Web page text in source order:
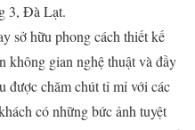
3, Đà Lạt.
sở hữu phong cách thiết kế
không gian nghệ thuật và đầy
được chăm chút tỉ mỉ với các
có những bức ảnh tuyệt